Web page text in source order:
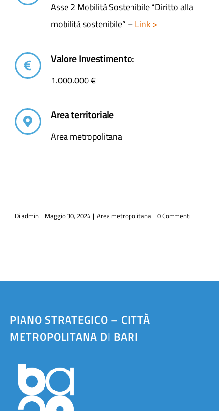
Asse 2 Mobilità Sostenibile “Diritto alla
mobilità sostenibile” –Link >
Valore Investimento:
1.000.000 €
Area territoriale
Area metropolitana
Di admin | Maggio 30, 2024 | Area metropolitana | 0 Commenti
PIANO STRATEGICO – CITTÀ
METROPOLITANA DI BARI